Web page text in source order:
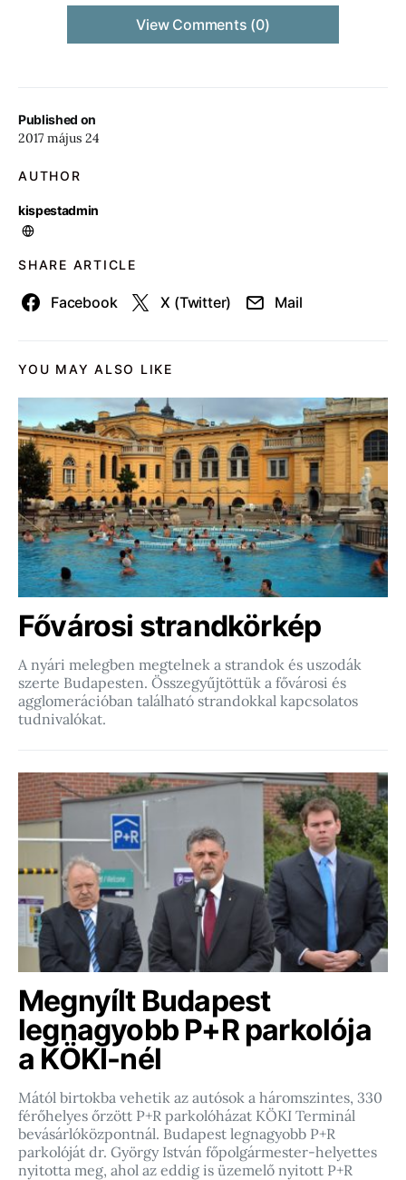
Published on
2017 május 24
AUTHOR
kispestadmin
SHARE ARTICLE
Facebook X (Twitter) Mail
View Comments (0)
YOU MAY ALSO LIKE
Fővárosi strandkörkép
A nyári melegben megtelnek a strandok és uszodák
szerte Budapesten. Összegyűjtöttük a fővárosi és
agglomerációban található strandokkal kapcsolatos
tudnivalókat.
Megnyílt Budapest
legnagyobb P+R parkolója
a KÖKI-nél
Mától birtokba vehetik az autósok a háromszintes, 330
férőhelyes őrzött P+R parkolóházat KÖKI Terminál
bevásárlóközpontnál. Budapest legnagyobb P+R
parkolóját dr. György István főpolgármester-helyettes
nyitotta meg, ahol az eddig is üzemelő nyitott P+R